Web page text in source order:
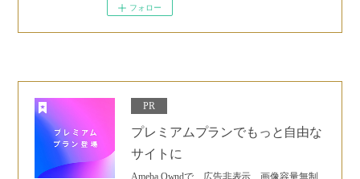
フォロー
PR
プレミアムプランでもっと自由な
サイトに
Ameba Owndで、広告非表示、画像容量無制